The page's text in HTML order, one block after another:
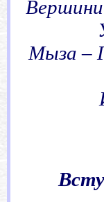
Мыза –